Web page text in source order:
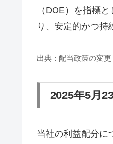
（DOE）を指標
り、安定的かつ持
出典：配当政策の変更
2025年5月
当社の利益配分に